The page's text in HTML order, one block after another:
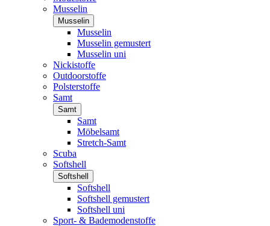
Musselin
Musselin
Musselin
Musselin gemustert
Musselin uni
Nickistoffe
Outdoorstoffe
Polsterstoffe
Samt
Samt
Samt
Möbelsamt
Stretch-Samt
Scuba
Softshell
Softshell
Softshell
Softshell gemustert
Softshell uni
Sport- & Bademodenstoffe